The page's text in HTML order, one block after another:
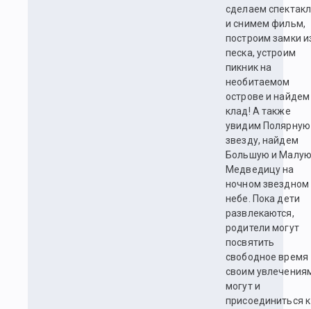
сделаем
и снимем фильм,
построим замки
песка, устроим
пикник на
необитаемом
острове и найдем
клад! А также
увидим Полярную
звезду, найдем
Большую и Малую
Медведицу на
ночном звездном
небе. Пока дети
развлекаются,
родители могут
посвятить
свободное время
своим
могут и
присоединиться к